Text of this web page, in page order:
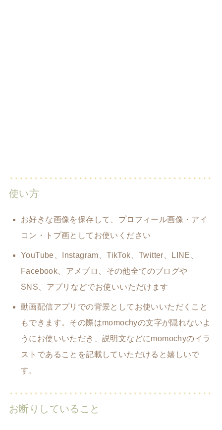
使い方
お好きな画像を保存して、プロフィール画像・アイ
コン・トプ画としてお使いください
YouTube、Instagram、TikTok、Twitter、LINE、
Facebook、アメブロ、その他全てのブログや
SNS、アプリなどでお使いいただけます
動画配信アプリでの背景としてお使いいただくこと
もできます。その際はmomochyの文字が隠れないよ
うにお使いいただき、説明文などにmomochyのイラ
ストであることを記載していただけると嬉しいで
す。
お断りしていること